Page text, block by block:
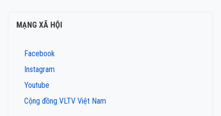
MẠNG XÃ HỘI
Facebook
Instagram
Youtube
Cộng đồng VLTV Việt Nam